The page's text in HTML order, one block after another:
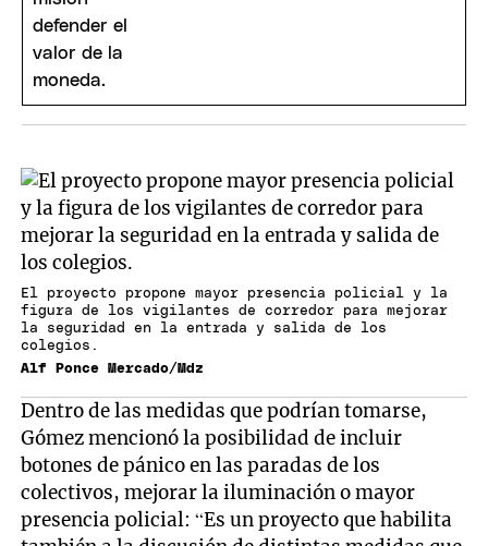
El proyecto propone mayor presencia policial y la
figura de los vigilantes de corredor para mejorar
la seguridad en la entrada y salida de los
colegios.
Alf Ponce Mercado/Mdz
Dentro de las medidas que podrían tomarse,
Gómez mencionó la posibilidad de incluir
botones de pánico en las paradas de los
colectivos, mejorar la iluminación o mayor
presencia policial: “Es un proyecto que habilita